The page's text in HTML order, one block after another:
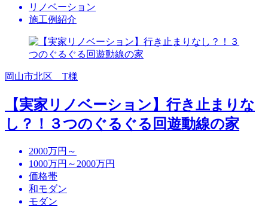
リノベーション
施工例紹介
岡山市北区 T様
【実家リノベーション】行き止まりな
し？！３つのぐるぐる回遊動線の家
2000万円～
1000万円～2000万円
価格帯
和モダン
モダン